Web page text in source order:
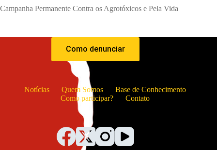
Campanha Permanente Contra os Agrotóxicos e Pela Vida
Como denunciar
Notícias Quem Somos
Base de Conhecimento
Como participar?
Contato